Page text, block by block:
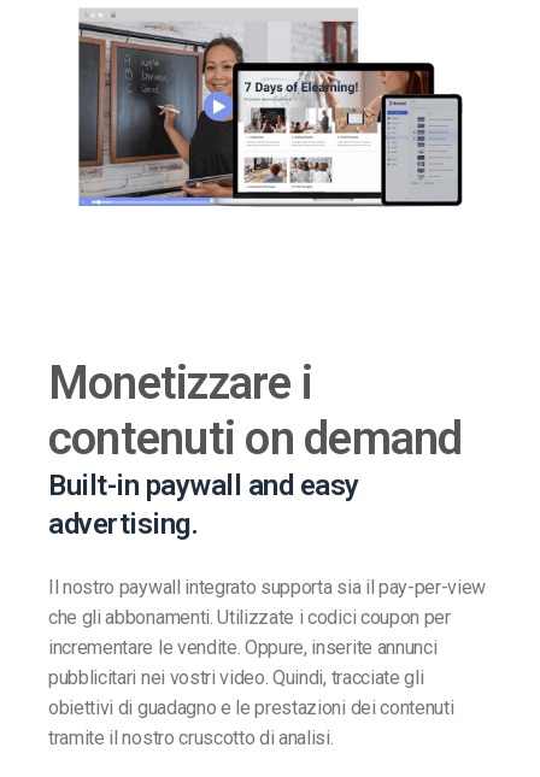
Monetizzare i
contenuti on demand
Built-in paywall and easy
advertising.
Il nostro paywall integrato supporta sia il pay-per-view
che gli abbonamenti. Utilizzate i codici coupon per
incrementare le vendite. Oppure, inserite annunci
pubblicitari nei vostri video. Quindi, tracciate gli
obiettivi di guadagno e le prestazioni dei contenuti
tramite il nostro cruscotto di analisi.